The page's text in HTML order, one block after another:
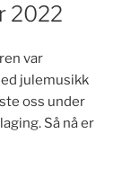
2022
var
julemusikk
oss under
Så nå er